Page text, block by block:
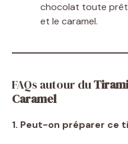
chocolat toute
et le caramel.
FAQs autour du
Caramel
1. Peut-on préparer ce